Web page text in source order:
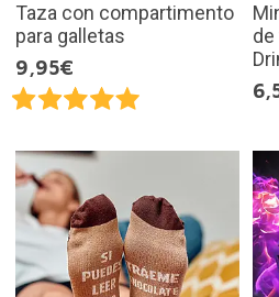
Taza con compartimento
para galletas
9,95€
de